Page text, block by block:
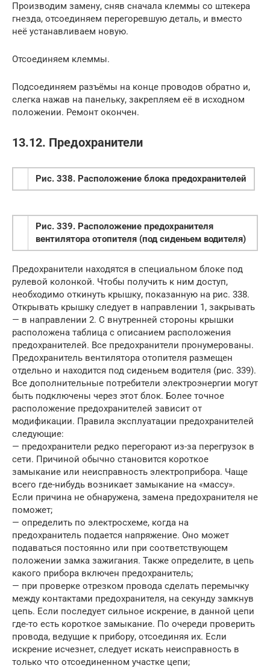
Производим замену, сняв сначала клеммы со штекера
гнезда, отсоединяем перегоревшую деталь, и вместо
неё устанавливаем новую.
Отсоединяем клеммы.
Подсоединяем разъёмы на конце проводов обратно и,
слегка нажав на панельку, закрепляем её в исходном
положении. Ремонт окончен.
13.12. Предохранители
Рис. 338. Расположение блока предохранителей
Рис. 339. Расположение предохранителя
вентилятора отопителя (под сиденьем водителя)
Предохранители находятся в специальном блоке под
рулевой колонкой. Чтобы получить к ним доступ,
необходимо откинуть крышку, показанную на рис. 338.
Открывать крышку следует в направлении 1, закрывать
— в направлении 2. С внутренней стороны крышки
расположена таблица с описанием расположения
предохранителей. Все предохранители пронумерованы.
Предохранитель вентилятора отопителя размещен
отдельно и находится под сиденьем водителя (рис. 339).
Все дополнительные потребители электроэнергии могут
быть подключены через этот блок. Более точное
расположение предохранителей зависит от
модификации. Правила эксплуатации предохранителей
следующие:
— предохранители редко перегорают из-за перегрузок в
сети. Причиной обычно становится короткое
замыкание или неисправность электроприбора. Чаще
всего где-нибудь возникает замыкание на «массу».
Если причина не обнаружена, замена предохранителя не
поможет;
— определить по электросхеме, когда на
предохранитель подается напряжение. Оно может
подаваться постоянно или при соответствующем
положении замка зажигания. Также определите, в цепь
какого прибора включен предохранитель;
— при проверке отрезком провода сделать перемычку
между контактами предохранителя, на секунду замкнув
цепь. Если последует сильное искрение, в данной цепи
где-то есть короткое замыкание. По очереди проверить
провода, ведущие к прибору, отсоединяя их. Если
искрение исчезнет, следует искать неисправность в
только что отсоединенном участке цепи;